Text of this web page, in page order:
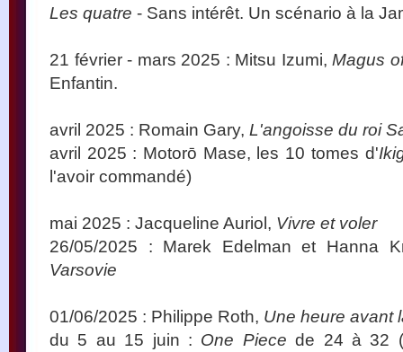
Les quatre - Sans intérêt. Un scénario à la
21 février - mars 2025 : Mitsu Izumi, Magus
Enfantin.
avril 2025 : Romain Gary, L'angoisse du roi
avril 2025 : Motorō Mase, les 10 tomes d'
l'avoir commandé)
mai 2025 : Jacqueline Auriol, Vivre et voler
26/05/2025 : Marek Edelman et Hanna
Varsovie
01/06/2025 : Philippe Roth, Une heure avant
du 5 au 15 juin : One Piece de 24 à 32